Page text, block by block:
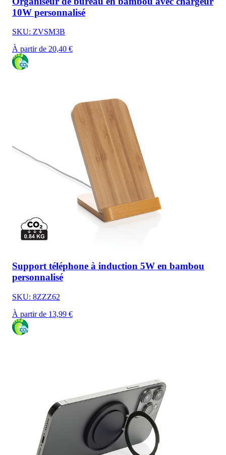
10W personnalisé
SKU: ZVSM3B
À partir de 20,40 €
Support téléphone à induction 5W en bambou
personnalisé
SKU: 8ZZZ62
À partir de 13,99 €